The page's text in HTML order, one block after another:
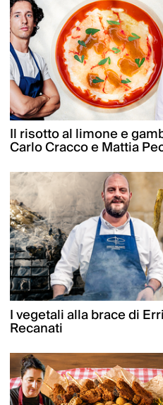
Il risotto al limone e
Carlo Cracco e Mattia
I vegetali alla brace di
Recanati